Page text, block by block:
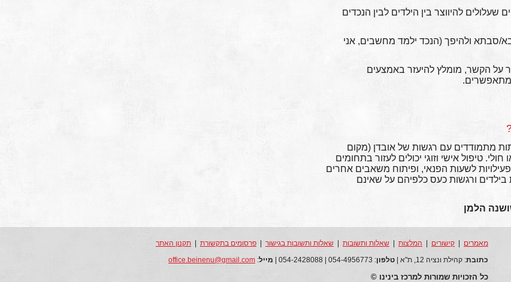
להיווצר בין הילדים לבין הנכדים
סבתא ולהיפך (הנכד ילמד מחשבים, אני
על הקשר, מומלץ להיעזר באמצעים
מתאפשרים.
מתמודדים עם רגשות של אובדן (מקום
טיפול אישי וזוגי יכולים לעזור בתחומים
לשעות הפנאי, ופיתוח משאבים אחרים
ורגשות כעס כלפיהם על שאינם
הלמן
מאמרים קישורים המלצות שאלות ותשובות שאלות ותשובות בגישור פרסומים בתקשורת
תקנון האתר
כתובת: קהילת ונציה 12, ת"א | טלפון: 054-4956773 | 054-2428088 | מייל:
office.beinenu@gmail.com
כל הזכויות שמורות למרכז בינינו ©